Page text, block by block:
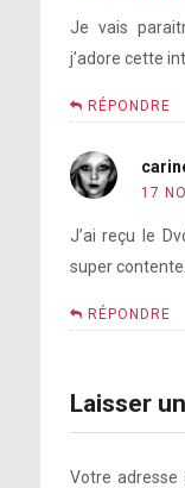
Je vais
j’adore cette
RÉPONDRE
17
J’ai reçu le
super contente…
RÉPONDRE
Laisser
Votre adresse